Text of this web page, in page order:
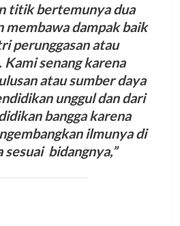
titik bertemunya dua
membawa dampak baik
perunggasan atau
Kamisenang karena
atau sumber daya
unggul dan dari
bangga karena
ilmunya di
sesuai bidangnya,”